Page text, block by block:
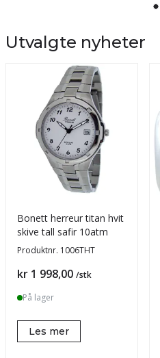
Utvalgte nyheter
Bonett herreur titan hvit
skive tall safir 10atm
Produktnr. 1006THT
Pris
kr 1 998,00 /stk
På lager
Les mer